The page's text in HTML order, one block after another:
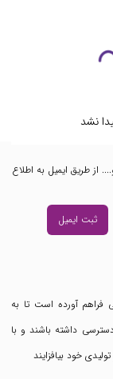
نشد
از طریق ایمیل به اطلاع
ثبت ایمیل
فراهم آورده است تا به
دسترسی داشته باشند و با
خود بیافزایند